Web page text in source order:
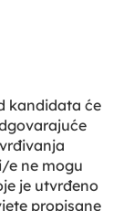
kandidata će
e ne mogu
je utvrđeno
propisane